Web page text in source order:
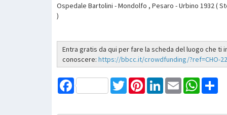
Ospedale Bartolini - Mondolfo , Pesaro - Urbino 1932 (
)
Entra gratis da qui per fare la scheda del luogo che ti
conoscere: https://bbcc.it/crowdfunding/?ref=CHO-
Facebook TwitterPinterestLinkedInEmail